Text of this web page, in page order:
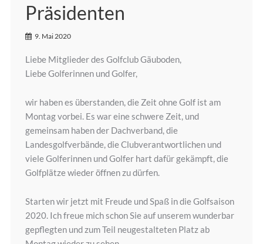
Präsidenten
9. Mai 2020
Liebe Mitglieder des Golfclub Gäuboden,
Liebe Golferinnen und Golfer,
wir haben es überstanden, die Zeit ohne Golf ist am
Montag vorbei. Es war eine schwere Zeit, und
gemeinsam haben der Dachverband, die
Landesgolfverbände, die Clubverantwortlichen und
viele Golferinnen und Golfer hart dafür gekämpft, die
Golfplätze wieder öffnen zu dürfen.
Starten wir jetzt mit Freude und Spaß in die Golfsaison
2020. Ich freue mich schon Sie auf unserem wunderbar
gepflegten und zum Teil neugestalteten Platz ab